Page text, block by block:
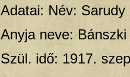
Adatai: Név:
Anyja neve:
Szül. idő: 1917.